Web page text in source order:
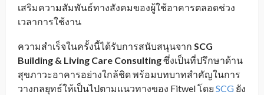
เสริมความสัมพันธ์ทางสังคมของผู้ใช้อาคารตลอดช่วง
เวลาการใช้งาน
ความสำเร็จในครั้งนี้ได้รับการสนับสนุนจาก SCG
Building & Living Care Consultingซึ่งเป็นที่ปรึกษาด้าน
สุขภาวะอาคารอย่างใกล้ชิด พร้อมบทบาทสำคัญในการ
วางกลยุทธ์ให้เป็นไปตามแนวทางของ Fitwel โดย SCG ยัง